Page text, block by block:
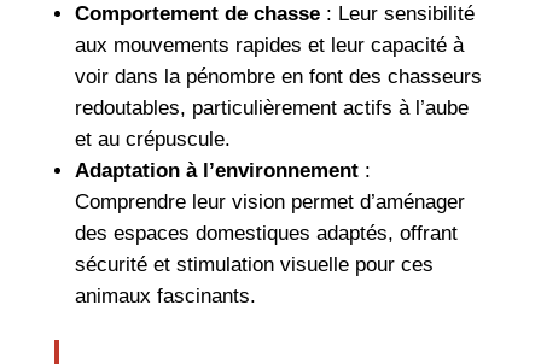
Comportement de chasse: Leur sensibilité
aux mouvements rapides et leur capacité à
voir dans la pénombre en font des chasseurs
redoutables, particulièrement actifs à l’aube
et au crépuscule.
Adaptation à l’environnement:
Comprendre leur vision permet d’aménager
des espaces domestiques adaptés, offrant
sécurité et stimulation visuelle pour ces
animaux fascinants.